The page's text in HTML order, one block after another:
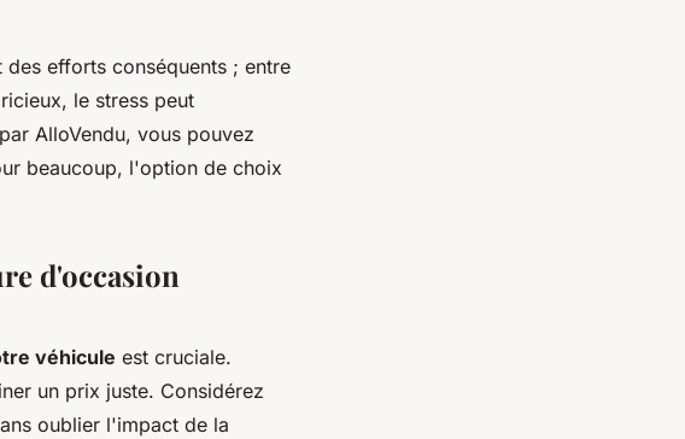
efforts conséquents ; entre
le stress peut
AlloVendu, vous pouvez
beaucoup, l'option de choix
d'occasion
véhicule est cruciale.
un prix juste. Considérez
oublier l'impact de la